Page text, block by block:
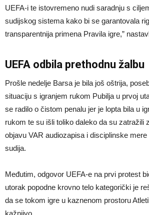
UEFA-i te istovremeno nudi saradnju s
sudijskog sistema kako bi se garantovala
transparentnija primena Pravila igre,”
UEFA odbila prethodnu žalbu
Prošle nedelje Barsa je bila još oštrija,
situaciju s igranjem rukom Pubilja u prvoj
se radilo o čistom penalu jer je lopta bila u
rukom te su išli toliko daleko da su zatražili
objavu VAR audiozapisa i disciplinske
sudija.
Međutim, odgovor UEFA-e na prvi protest
utorak popodne krovno telo kategorički je
da se tokom igre u kaznenom prostoru
kažnjivo.